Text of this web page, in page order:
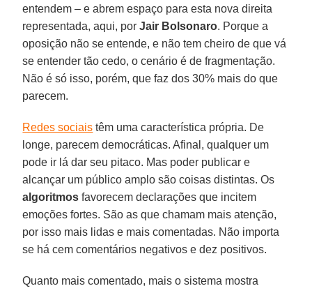
entendem – e abrem espaço para esta nova direita
representada, aqui, porJair Bolsonaro. Porque a
oposição não se entende, e não tem cheiro de que vá
se entender tão cedo, o cenário é de fragmentação.
Não é só isso, porém, que faz dos 30% mais do que
parecem.
Redes sociais têm uma característica própria. De
longe, parecem democráticas. Afinal, qualquer um
pode ir lá dar seu pitaco. Mas poder publicar e
alcançar um público amplo são coisas distintas. Os
algoritmos favorecem declarações que incitem
emoções fortes. São as que chamam mais atenção,
por isso mais lidas e mais comentadas. Não importa
se há cem comentários negativos e dez positivos.
Quanto mais comentado, mais o sistema mostra